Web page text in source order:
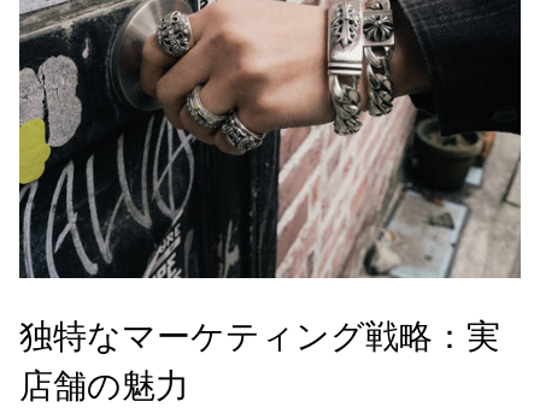
独特なマーケティング戦略：実
店舗の魅力